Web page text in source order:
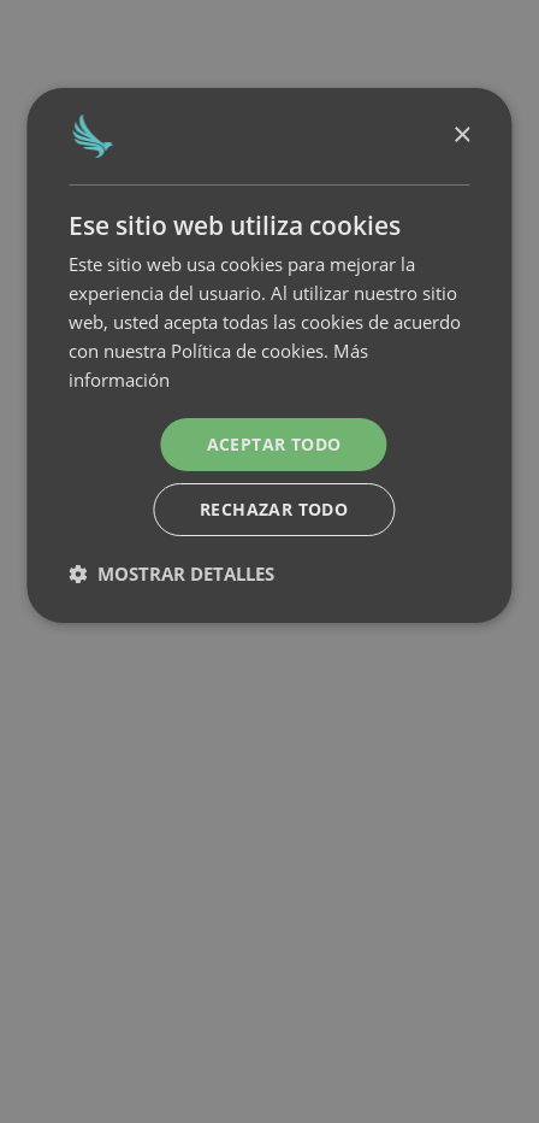
×
Ese sitio web utiliza cookies
Este sitio web usa cookies para mejorar la
experiencia del usuario. Al utilizar nuestro sitio
web, usted acepta todas las cookies de acuerdo
con nuestra Política de cookies. Más
información
ACEPTAR TODO
RECHAZAR TODO
MOSTRAR DETALLES